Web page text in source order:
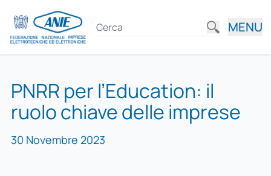
MENU
PNRR per l’Education: il
ruolo chiave delle imprese
30 Novembre 2023